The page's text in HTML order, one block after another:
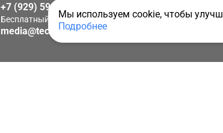
+7 (929) 592-25-15
Бесплатный звонок по России
media@techkeys.ru
Мы используем cookie, чтобы
Подробнее